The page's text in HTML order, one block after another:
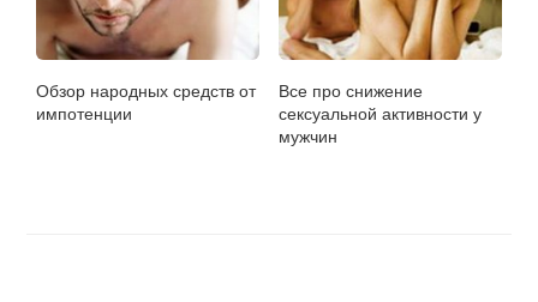
Обзор народных средств от
импотенции
Все про снижение
сексуальной активности у
мужчин